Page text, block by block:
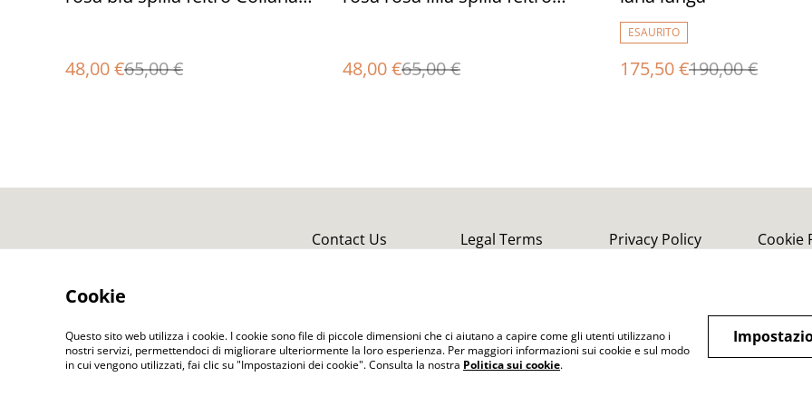
48,00 €65,00 €
48,00 €65,00 €
ESAURITO
175,50 €190,00 €
Contact Us Legal Terms Privacy Policy Cookie
©2026ELENA FELT Fatto a mano Vestiti senza cuciture tecnica dell'infeltrimento
Cookie
Questo sito web utilizza i cookie. I cookie sono file di piccole dimensioni che ci aiutano a capire come gli utenti utilizzano i
nostri servizi, permettendoci di migliorare ulteriormente la loro esperienza. Per maggiori informazioni sui cookie e sul modo
in cui vengono utilizzati, fai clic su "Impostazioni dei cookie". Consulta la nostra Politica sui cookie.